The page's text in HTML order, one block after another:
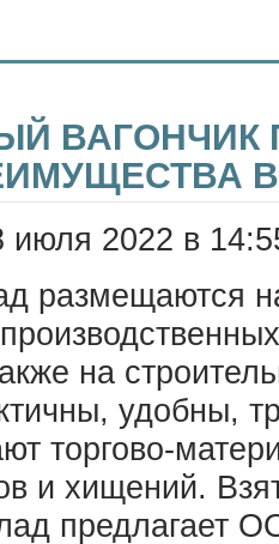
ВАГОНЧИК
июля 2022 в
размещаются
на
удобны,
торгово-
и хищений.
предлагает